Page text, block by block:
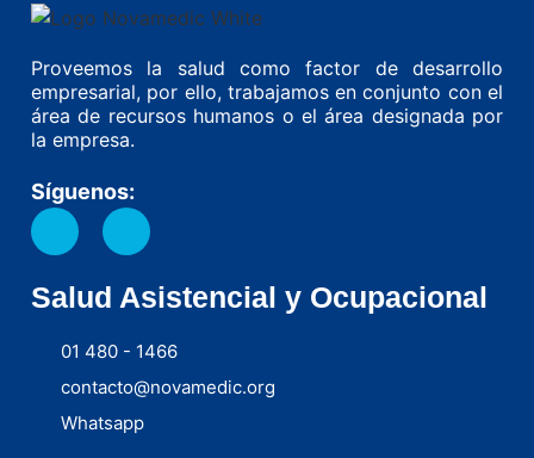
Proveemos la salud como factor de desarrollo
empresarial, por ello, trabajamos en conjunto con el
área de recursos humanos o el área designada por
la empresa.
Síguenos:
Salud Asistencial y Ocupacional
01 480 - 1466
contacto@novamedic.org
Whatsapp